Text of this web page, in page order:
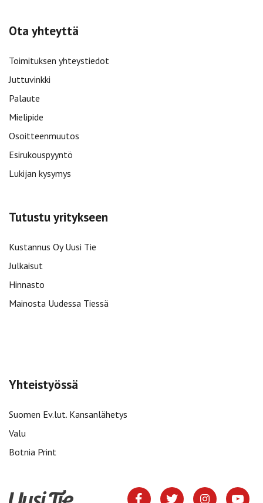
Ota yhteyttä
Toimituksen yhteystiedot
Juttuvinkki
Palaute
Mielipide
Osoitteenmuutos
Esirukouspyyntö
Lukijan kysymys
Tutustu yritykseen
Kustannus Oy Uusi Tie
Julkaisut
Hinnasto
Mainosta Uudessa Tiessä
Yhteistyössä
Suomen Ev.lut. Kansanlähetys
Valu
Botnia Print